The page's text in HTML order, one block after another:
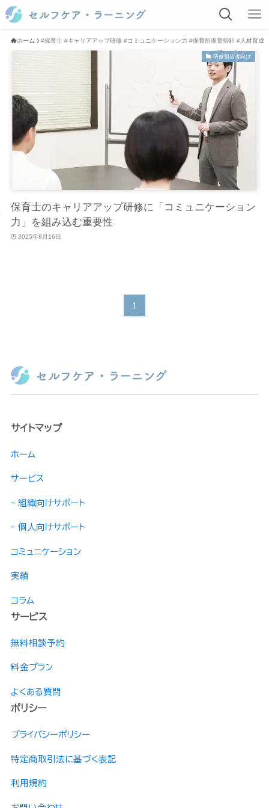
ホーム #保育士 #キャリアアップ研修 #コミュニケーション力 #保育所保育指針 #人材育成
研修担当者向け
保育士のキャリアアップ研修に「コミュニケーション
力」を組み込む重要性
2025年8月16日
1
サイトマップ
ホーム
サービス
- 組織向けサポート
- 個人向けサポート
コミュニケーション
実績
コラム
サービス
無料相談予約
料金プラン
よくある質問
ポリシー
プライバシーポリシー
特定商取引法に基づく表記
利用規約